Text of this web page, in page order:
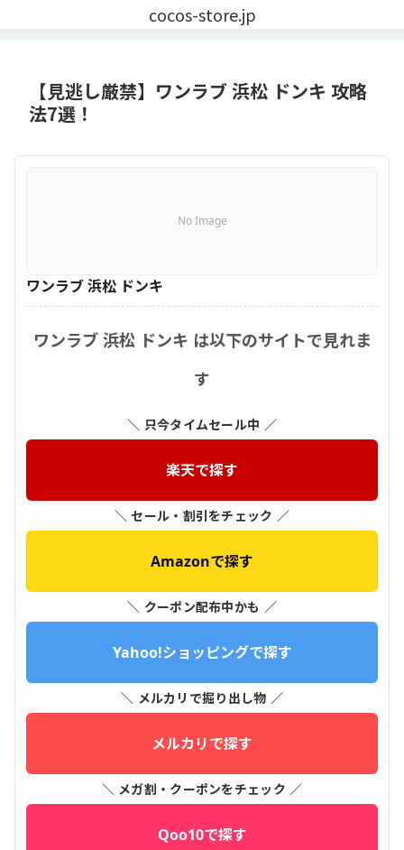
cocos-store.jp
【見逃し厳禁】ワンラブ 浜松 ドンキ 攻略
法7選！
No Image
ワンラブ 浜松 ドンキ
ワンラブ 浜松 ドンキ は以下のサイトで見れま
す
＼ 只今タイムセール中 ／
楽天で探す
＼ セール・割引をチェック ／
Amazonで探す
＼ クーポン配布中かも ／
Yahoo!ショッピングで探す
＼ メルカリで掘り出し物 ／
メルカリで探す
＼ メガ割・クーポンをチェック ／
Qoo10で探す